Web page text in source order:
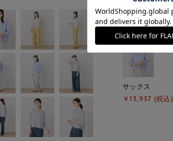
ベージュ
￥13,937 (税込)
サックス
￥13,937 (税込)